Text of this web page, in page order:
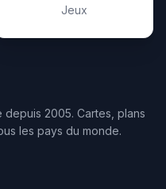
Jeux
2005. Cartes, plans
les pays du monde.